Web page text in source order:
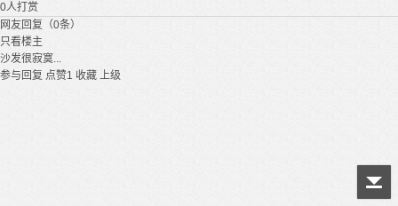
0人打赏
网友回复（0条）
只看楼主
沙发很寂寞...
参与回复 点赞1 收藏 上级